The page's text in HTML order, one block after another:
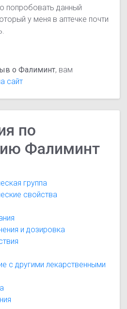
попробовать данный
у меня в аптечке почти
о Фалиминт, вам
сайт
по
Фалиминт
группа
свойства
и дозировка
с другими лекарственными